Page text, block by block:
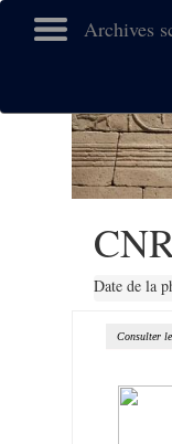
Archives
Date de la
Consulter